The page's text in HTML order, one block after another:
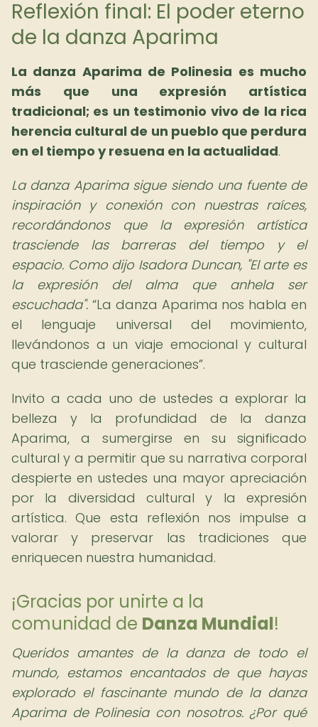
Reflexión final: El poder eterno
de la danza Aparima
La danza Aparima de Polinesia es mucho
más que una expresión artística
tradicional; es un testimonio vivo de la rica
herencia cultural de un pueblo que perdura
en el tiempo y resuena en la actualidad.
La danza Aparima sigue siendo una fuente de
inspiración y conexión con nuestras raíces,
recordándonos que la expresión artística
trasciende las barreras del tiempo y el
espacio. Como dijo Isadora Duncan, "El arte es
la expresión del alma que anhela ser
escuchada". La danza Aparima nos habla en
el lenguaje universal del movimiento,
llevándonos a un viaje emocional y cultural
que trasciende generaciones .
Invito a cada uno de ustedes a explorar la
belleza y la profundidad de la danza
Aparima, a sumergirse en su significado
cultural y a permitir que su narrativa corporal
despierte en ustedes una mayor apreciación
por la diversidad cultural y la expresión
artística. Que esta reflexión nos impulse a
valorar y preservar las tradiciones que
enriquecen nuestra humanidad.
¡Gracias por unirte a la
comunidad de Danza Mundial!
Queridos amantes de la danza de todo el
mundo, estamos encantados de que hayas
explorado el fascinante mundo de la danza
Aparima de Polinesia con nosotros. ¿Por qué